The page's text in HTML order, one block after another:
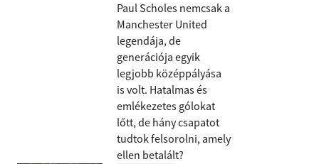
Paul Scholes nemcsak a
Manchester United
legendája, de
generációja egyik
legjobb középpályása
is volt. Hatalmas és
emlékezetes gólokat
lőtt, de hány csapatot
tudtok felsorolni, amely
ellen betalált?